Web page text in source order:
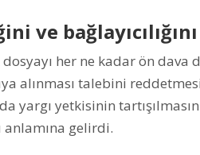
ve
her ne kadar ön dava
alınması talebini
yetkisinin
anlamına gelirdi.